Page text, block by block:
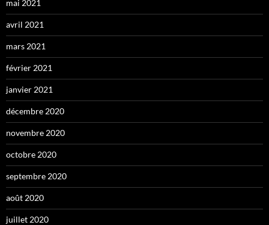
mai 2021
avril 2021
mars 2021
février 2021
janvier 2021
décembre 2020
novembre 2020
octobre 2020
septembre 2020
août 2020
juillet 2020